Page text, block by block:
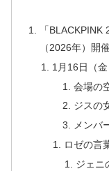
「
（2026年）開
1月16日（
会場の
ジスの
メンバ
ロゼの言
ジェニ